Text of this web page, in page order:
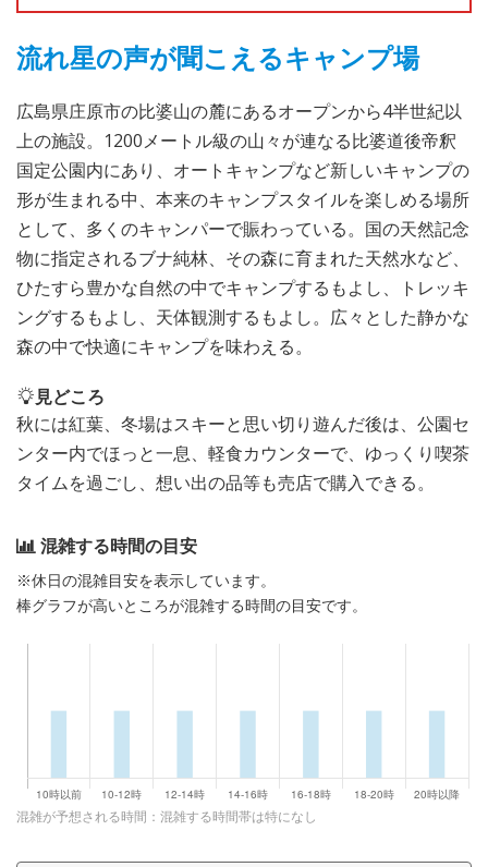
流れ星の声が聞こえるキャンプ場
広島県庄原市の比婆山の麓にあるオープンから4半世紀以
上の施設。1200メートル級の山々が連なる比婆道後帝釈
国定公園内にあり、オートキャンプなど新しいキャンプの
形が生まれる中、本来のキャンプスタイルを楽しめる場所
として、多くのキャンパーで賑わっている。国の天然記念
物に指定されるブナ純林、その森に育まれた天然水など、
ひたすら豊かな自然の中でキャンプするもよし、トレッキ
ングするもよし、天体観測するもよし。広々とした静かな
森の中で快適にキャンプを味わえる。
見どころ
秋には紅葉、冬場はスキーと思い切り遊んだ後は、公園セ
ンター内でほっと一息、軽食カウンターで、ゆっくり喫茶
タイムを過ごし、想い出の品等も売店で購入できる。
混雑する時間の目安
※休日の混雑目安を表示しています。
棒グラフが高いところが混雑する時間の目安です。
混雑が予想される時間：混雑する時間帯は特になし